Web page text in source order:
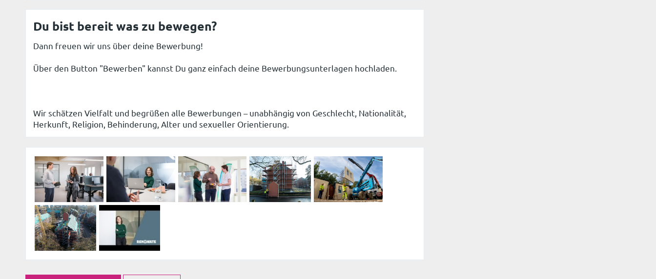
Du bist bereit was zu bewegen?
Dann freuen wir uns über deine Bewerbung!
Über den Button "Bewerben" kannst Du ganz einfach deine Bewerbungsunterlagen hochladen.
Wir schätzen Vielfalt und begrüßen alle Bewerbungen – unabhängig von Geschlecht, Nationalität,
Herkunft, Religion, Behinderung, Alter und sexueller Orientierung.